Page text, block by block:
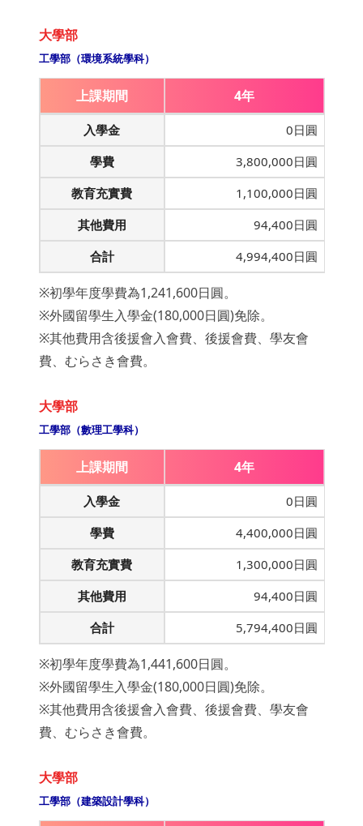
大學部
工學部（環境系統學科）
上課期間 4年
入學金
0日圓
學費
3,800,000日圓
教育充實費
1,100,000日圓
其他費用
94,400日圓
合計
4,994,400日圓
※初學年度學費為1,241,600日圓。
※外國留學生入學金(180,000日圓)免除。
※其他費用含後援會入會費、後援會費、學友會
費、むらさき會費。
大學部
工學部（數理工學科）
上課期間 4年
入學金
0日圓
學費
4,400,000日圓
教育充實費
1,300,000日圓
其他費用
94,400日圓
合計
5,794,400日圓
※初學年度學費為1,441,600日圓。
※外國留學生入學金(180,000日圓)免除。
※其他費用含後援會入會費、後援會費、學友會
費、むらさき會費。
大學部
工學部（建築設計學科）